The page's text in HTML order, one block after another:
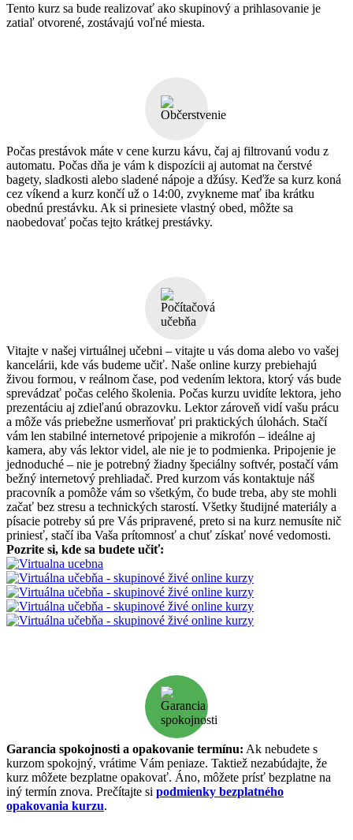
Tento kurz sa bude realizovať ako skupinový a prihlasovanie je
zatiaľ otvorené, zostávajú voľné miesta.
Počas prestávok máte v cene kurzu kávu, čaj aj filtrovanú vodu z
automatu. Počas dňa je vám k dispozícii aj automat na čerstvé
bagety, sladkosti alebo sladené nápoje a džúsy. Keďže sa kurz koná
cez víkend a kurz končí už o 14:00, zvykneme mať iba krátku
obednú prestávku. Ak si prinesiete vlastný obed, môžte sa
naobedovať počas tejto krátkej prestávky.
Vitajte v našej virtuálnej učebni – vitajte u vás doma alebo vo vašej
kancelárii, kde vás budeme učiť. Naše online kurzy prebiehajú
živou formou, v reálnom čase, pod vedením lektora, ktorý vás bude
sprevádzať počas celého školenia. Počas kurzu uvidíte lektora, jeho
prezentáciu aj zdieľanú obrazovku. Lektor zároveň vidí vašu prácu
a môže vás priebežne usmerňovať pri praktických úlohách. Stačí
vám len stabilné internetové pripojenie a mikrofón – ideálne aj
kamera, aby vás lektor videl, ale nie je to podmienka. Pripojenie je
jednoduché – nie je potrebný žiadny špeciálny softvér, postačí vám
bežný internetový prehliadač. Pred kurzom vás kontaktuje náš
pracovník a pomôže vám so všetkým, čo bude treba, aby ste mohli
začať bez stresu a technických starostí. Všetky študijné materiály a
písacie potreby sú pre Vás pripravené, preto si na kurz nemusíte nič
priniesť, stačí iba Vaša prítomnosť a chuť získať nové vedomosti.
Pozrite si, kde sa budete učiť:
Garancia spokojnosti a opakovanie termínu: Ak nebudete s
kurzom spokojný, vrátime Vám peniaze. Taktiež nezabúdajte, že
kurz môžete bezplatne opakovať. Áno, môžete prísť bezplatne na
iný termín znova. Prečítajte si podmienky bezplatného
opakovania kurzu.